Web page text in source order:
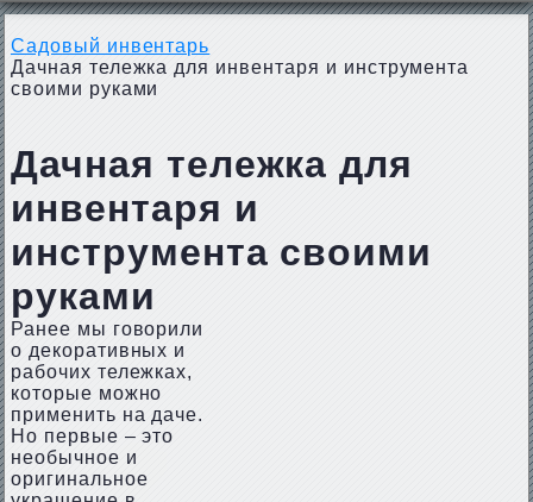
Садовый инвентарь
Дачная тележка для инвентаря и инструмента
своими руками
Дачная тележка для
инвентаря и
инструмента своими
руками
Ранее мы говорили
о декоративных и
рабочих тележках,
которые можно
применить на даче.
Но первые – это
необычное и
оригинальное